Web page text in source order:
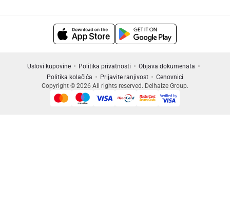
Uslovi kupovine Politika privatnosti
Objava dokumenata
Politika kolačića
Prijavite ranjivost
Cenovnici
Copyright © 2026 All rights reserved. Delhaize Group.